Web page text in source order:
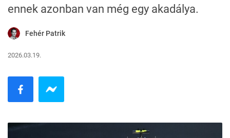
ennek azonban van még egy akadálya.
Fehér Patrik
2026.03.19.